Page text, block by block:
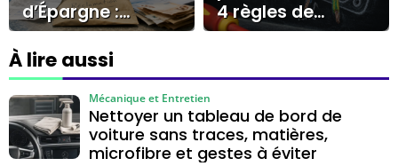
d’Épargne :
preuves,
réclamation et
recours pour
débloquer le
dossier
4 règles de
sécurité pour une
conforme
À lire aussi
Nettoyer un tableau de bord de
voiture sans traces, matières,
microfibre et gestes à éviter
Mécanique et Entretien